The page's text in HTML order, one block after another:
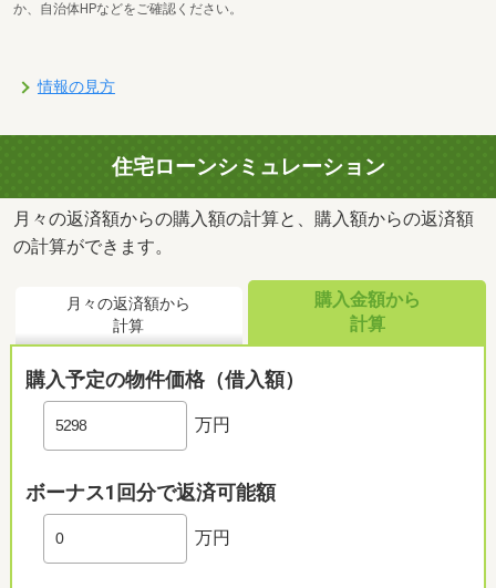
か、自治体HPなどをご確認ください。
情報の見方
住宅ローンシミュレーション
月々の返済額からの購入額の計算と、購入額からの返済額
の計算ができます。
月々の返済額から
計算
購入金額から
計算
購入予定の物件価格（借入額）
万円
ボーナス1回分で返済可能額
万円